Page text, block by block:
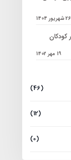
26 شهریور 1404
19 مهر 1402
(46)
(12)
(0)